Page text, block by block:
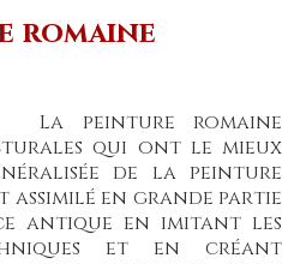
romaine
La peinture romaine
qui ont le mieux
de la peinture
assimilé en grande partie
antique en imitant les
et en créant